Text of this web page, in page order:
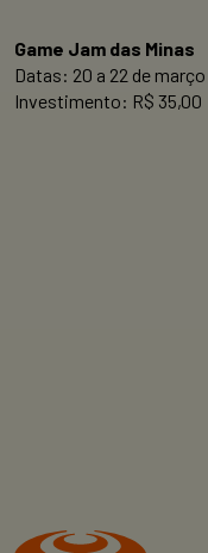
Game Jam das Minas
Datas: 20 a 22 de
Investimento: R$ 35,00